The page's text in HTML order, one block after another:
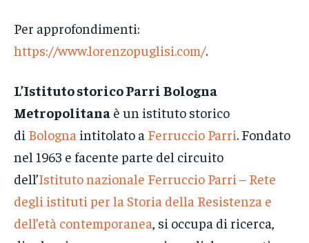
Per approfondimenti:
https://www.lorenzopuglisi.com/.
L’Istituto storico Parri Bologna
Metropolitana è un istituto storico
di Bologna intitolato a Ferruccio Parri. Fondato
nel 1963 e facente parte del circuito
dell’Istituto nazionale Ferruccio Parri – Rete
degli istituti per la Storia della Resistenza e
dell’età contemporanea , si occupa di ricerca,